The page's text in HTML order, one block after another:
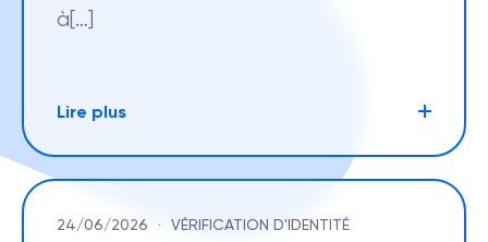
à[…]
Lire plus
24/06/2026 · VÉRIFICATION D'IDENTITÉ